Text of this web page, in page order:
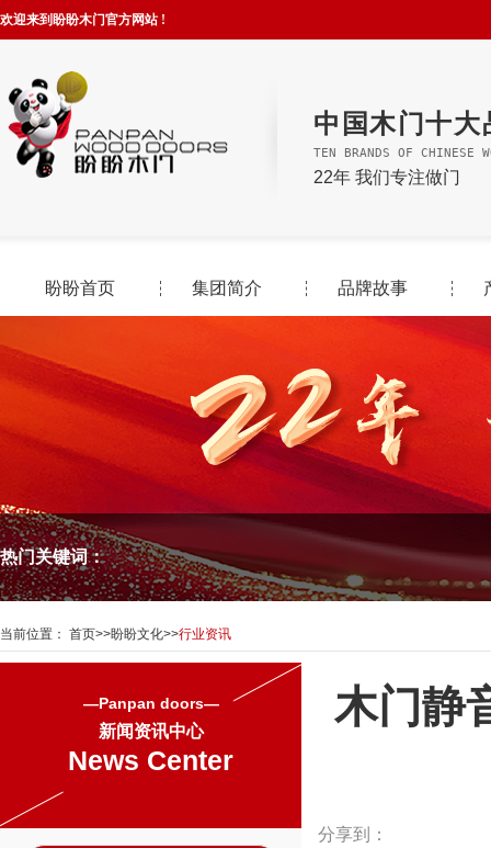
欢迎来到盼盼木门官方网站 !
中国木门十大
TEN BRANDS OF CHINESE
22年 我们专注做门
盼盼首页 集团简介 品牌故事
热门关键词：
当前位置： 首页>>盼盼文化>>行业资讯
—Panpan doors—
新闻资讯中心
News Center
木门静
分享到：